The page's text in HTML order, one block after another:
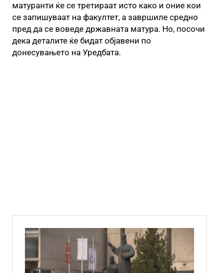
матуранти ќе се третираат исто како и оние кои
се запишуваат на факултет, а завршиле средно
пред да се воведе државната матура. Но, посочи
дека деталите ќе бидат објавени по
донесувањето на Уредбата.